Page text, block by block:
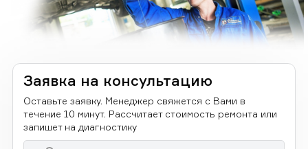
Заявка на консультацию
Оставьте заявку. Менеджер свяжется с Вами в
течение 10 минут. Рассчитает стоимость ремонта или
запишет на диагностику